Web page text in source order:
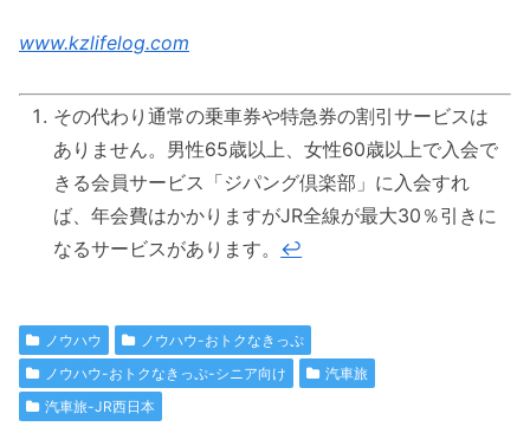
www.kzlifelog.com
その代わり通常の乗車券や特急券の割引サービスは
ありません。男性65歳以上、女性60歳以上で入会で
きる会員サービス「ジパング倶楽部」に入会すれ
ば、年会費はかかりますがJR全線が最大30％引きに
なるサービスがあります。 ↩
ノウハウ
ノウハウ-おトクなきっぷ
ノウハウ-おトクなきっぷ-シニア向け
汽車旅
汽車旅-JR西日本